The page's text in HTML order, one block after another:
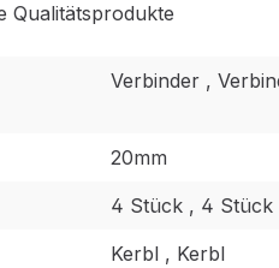
Qualitätsprodukte
Verbinder ,
20mm
4 Stück , 4 Stück
Kerbl , Kerbl